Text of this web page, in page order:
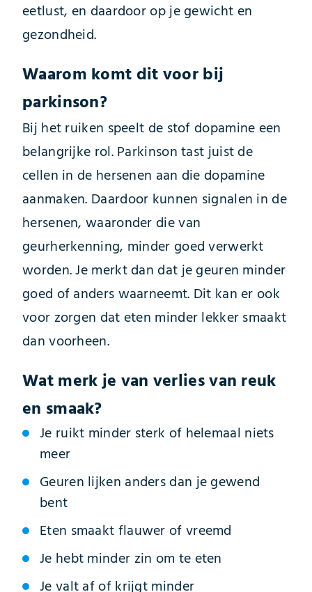
eetlust, en daardoor op je gewicht en
gezondheid.
Waarom komt dit voor bij
parkinson?
Bij het ruiken speelt de stof dopamine een
belangrijke rol. Parkinson tast juist de
cellen in de hersenen aan die dopamine
aanmaken. Daardoor kunnen signalen in de
hersenen, waaronder die van
geurherkenning, minder goed verwerkt
worden. Je merkt dan dat je geuren minder
goed of anders waarneemt. Dit kan er ook
voor zorgen dat eten minder lekker smaakt
dan voorheen.
Wat merk je van verlies van reuk
en smaak?
Je ruikt minder sterk of helemaal niets
meer
Geuren lijken anders dan je gewend
bent
Eten smaakt flauwer of vreemd
Je hebt minder zin om te eten
Je valt af of krijgt minder